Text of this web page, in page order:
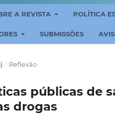
A REVISTA POLÍTICA
SUBMISSÕES
/ Reflexão
públicas de
drogas